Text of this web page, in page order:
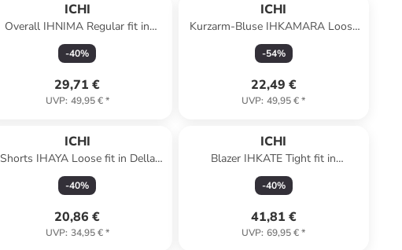
ICHI
Overall IHNIMA Regular fit in
Brown Leopard aop
-40%
29,71 €
UVP: 49,95 €*
ICHI
Kurzarm-Bluse IHKAMARA Loose
fit in Fiery Red
-54%
22,49 €
UVP: 49,95 €*
ICHI
Shorts IHAYA Loose fit in Della
Robbia Blue Dot Aop
-40%
20,86 €
UVP: 34,95 €*
ICHI
Blazer IHKATE Tight fit in
Greenbriar Ikat Print
-40%
41,81 €
UVP: 69,95 €*